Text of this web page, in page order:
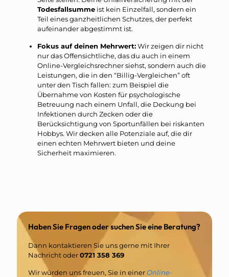
Todesfallsumme ist kein Einzelfall, sondern ein
Teil eines ganzheitlichen Schutzes, der perfekt
aufeinander abgestimmt ist.
Fokus auf deinen Mehrwert:Wir zeigen dir nicht
nur das Offensichtliche, das du auch in einem
Online-Vergleichsrechner siehst, sondern auch die
Leistungen, die in den “Billig-Vergleichen” oft
unter den Tisch fallen: zum Beispiel die
Übernahme von Kosten für psychologische
Betreuung nach einem Unfall, die Deckung bei
Infektionen durch Zecken oder die
Berücksichtigung von Sportunfällen bei riskanten
Hobbys. Wir decken alle Potenziale auf, die dir
einen echten Mehrwert bieten und deine
Sicherheit maximieren.
Haben Sie Fragen oder suchen Sie eine Beratung?
Dann kontaktieren Sie uns gerne mit Ihrer
Nachricht oder0721 358 369
Wir würden uns freuen, Sie in einerOnline-